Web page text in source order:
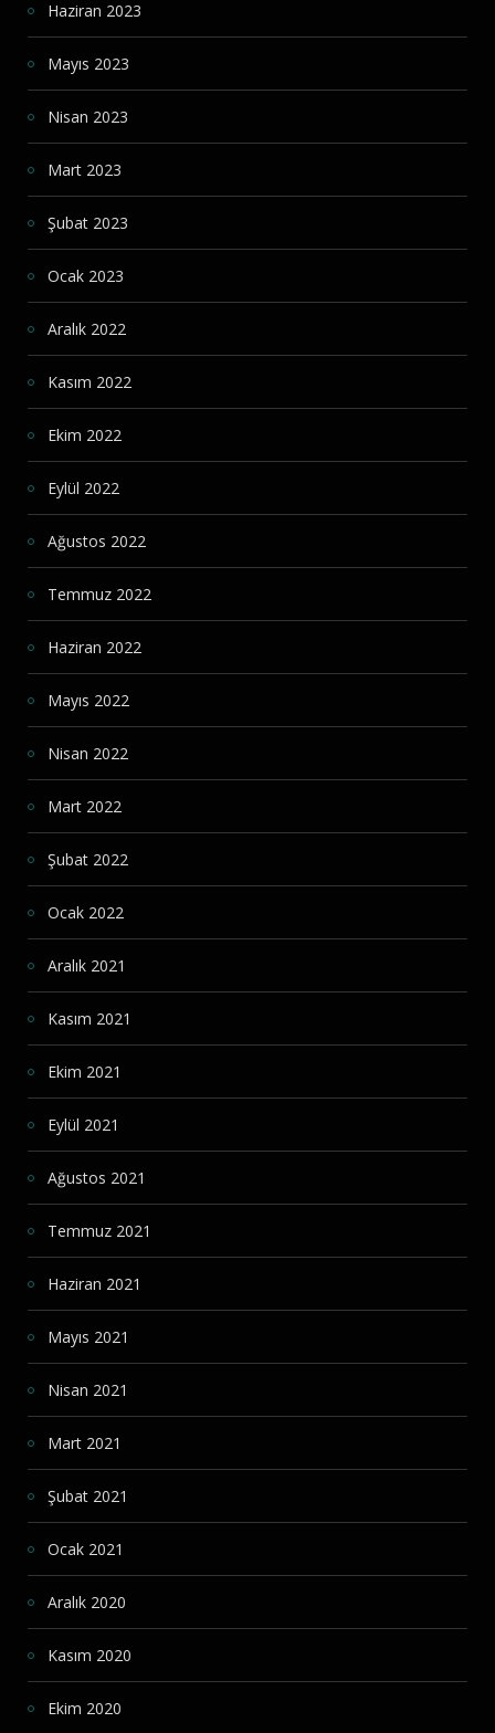
Haziran 2023
Mayıs 2023
Nisan 2023
Mart 2023
Şubat 2023
Ocak 2023
Aralık 2022
Kasım 2022
Ekim 2022
Eylül 2022
Ağustos 2022
Temmuz 2022
Haziran 2022
Mayıs 2022
Nisan 2022
Mart 2022
Şubat 2022
Ocak 2022
Aralık 2021
Kasım 2021
Ekim 2021
Eylül 2021
Ağustos 2021
Temmuz 2021
Haziran 2021
Mayıs 2021
Nisan 2021
Mart 2021
Şubat 2021
Ocak 2021
Aralık 2020
Kasım 2020
Ekim 2020